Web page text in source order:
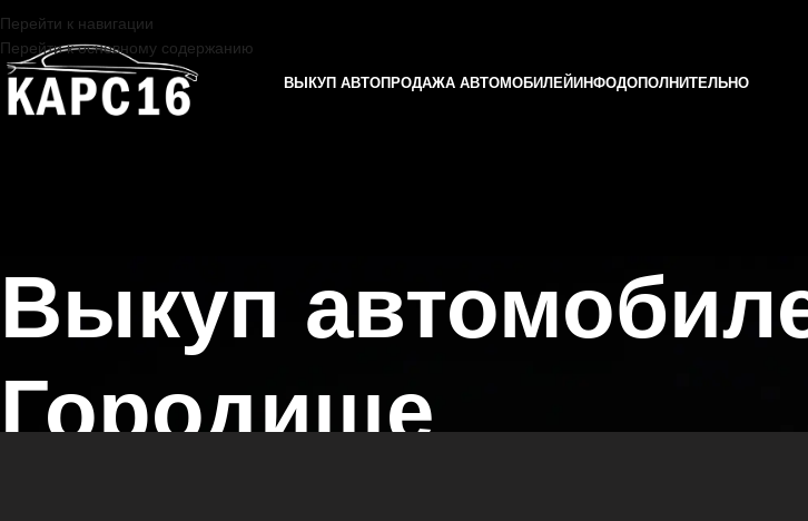
Перейти к навигации
Перейти к основному содержанию
ВЫКУП АВТОПРОДАЖА АВТОМОБИЛЕЙ ИНФОДОПОЛНИТЕЛЬНО
Выкуп
Городище